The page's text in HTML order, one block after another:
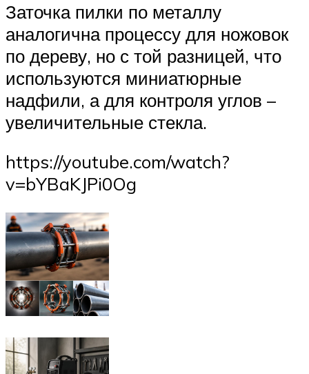
Заточка пилки по металлу
аналогична процессу для ножовок
по дереву, но с той разницей, что
используются миниатюрные
надфили, а для контроля углов –
увеличительные стекла.
https://youtube.com/watch?
v=bYBaKJPi0Og